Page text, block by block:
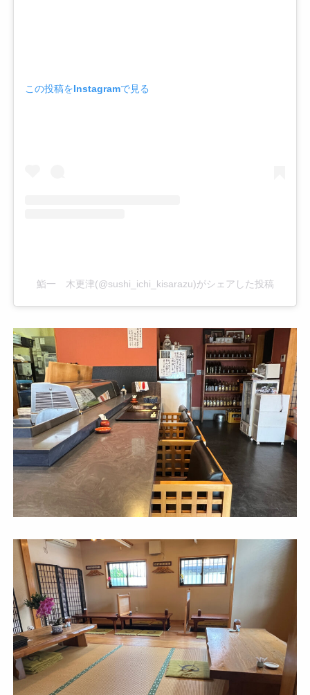
この投稿をInstagramで見る
鮨一 木更津(@sushi_ichi_kisarazu)がシェアした投稿